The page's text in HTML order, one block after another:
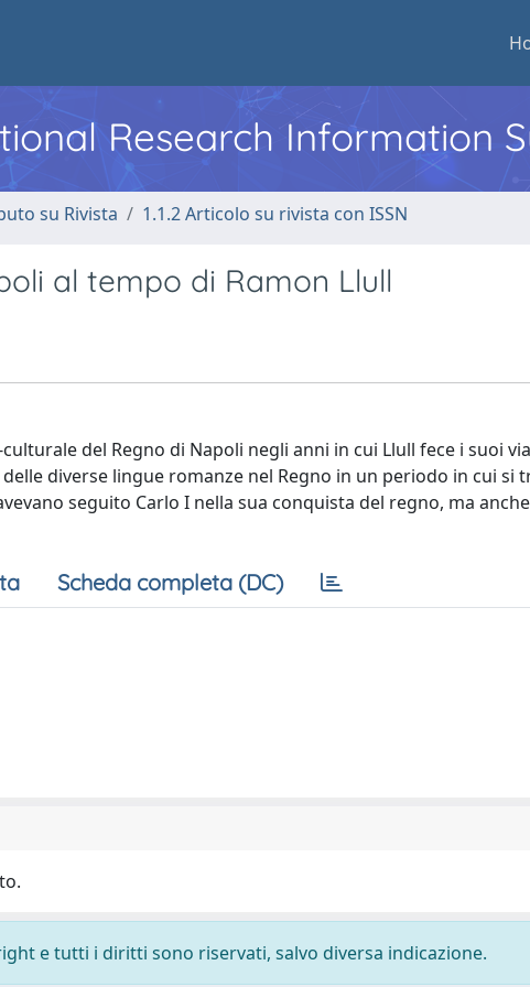
Research Information
su Rivista 1.1.2 Articolo su rivista con ISSN
al tempo di Ramon Llull
del Regno di Napoli negli anni in cui Llull fece i suoi
diverse lingue romanze nel Regno in un periodo in cui si
seguito Carlo I nella sua conquista del regno, ma
Scheda completa (DC)
e tutti i diritti sono riservati, salvo diversa indicazione.